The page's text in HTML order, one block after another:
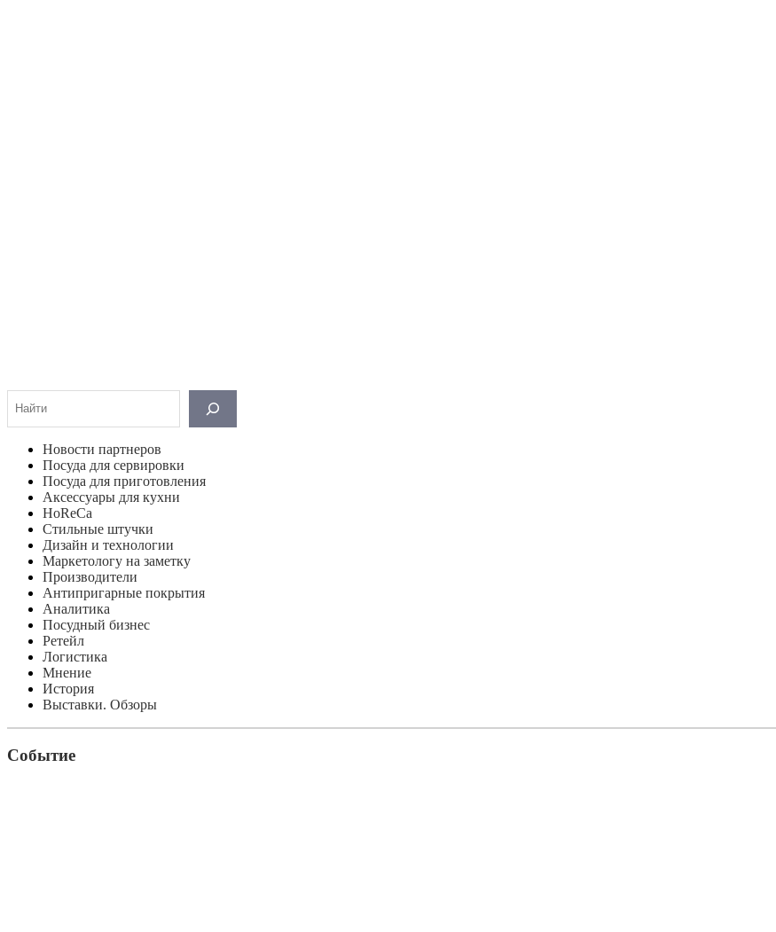
Новости партнеров
Посуда для сервировки
Посуда для приготовления
Аксессуары для кухни
HoReCa
Стильные штучки
Дизайн и технологии
Маркетологу на заметку
Производители
Антипригарные покрытия
Аналитика
Посудный бизнес
Ретейл
Логистика
Мнение
История
Выставки. Обзоры
Событие